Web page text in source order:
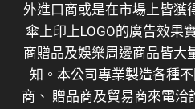
外進口商或是在市場上皆獲
傘上印上LOGO的廣告效果
商贈品及娛樂周邊商品皆大
知。本公司專業製造各種
商、 贈品商及貿易商來電